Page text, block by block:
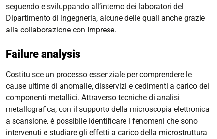
seguendo e sviluppando all’interno dei laboratori del
Dipartimento di Ingegneria, alcune delle quali anche grazie
alla collaborazione con Imprese.
Failure analysis
Costituisce un processo essenziale per comprendere le
cause ultime di anomalie, disservizi e cedimenti a carico dei
componenti metallici. Attraverso tecniche di analisi
metallografica, con il supporto della microscopia elettronica
a scansione, è possibile identificare i fenomeni che sono
intervenuti e studiare gli effetti a carico della microstruttura